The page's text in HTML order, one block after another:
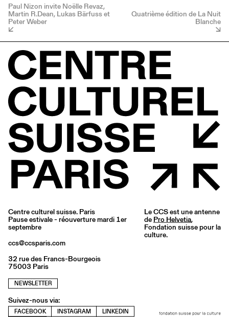
Paul Nizon invite Noëlle Revaz,
Martin R.Dean, Lukas Bärfuss et
Peter Weber
Quatrième édition de La Nuit
Blanche
Centre culturel suisse. Paris
Pause estivale - réouverture mardi 1er
septembre
ccs@ccsparis.com
32 rue des Francs-Bourgeois
75003 Paris
NEWSLETTER
Suivez-nous via:
FACEBOOK INSTAGRAM LINKEDIN
Le CCS est une antenne
de Pro Helvetia,
Fondation suisse pour la
culture.